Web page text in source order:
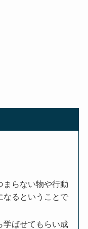
まらない物や行動
なるということで
学ばせてもらい成